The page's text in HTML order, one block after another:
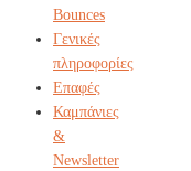
Bounces
Γενικές
πληροφορίες
Επαφές
Καμπάνιες
&
Newsletter